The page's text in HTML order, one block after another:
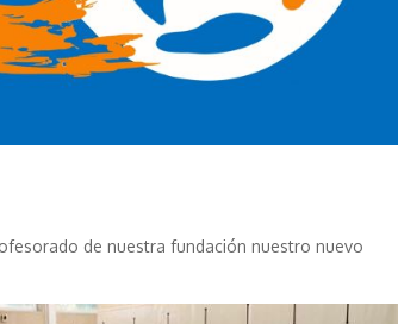
de nuestra fundación nuestro nuevo